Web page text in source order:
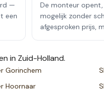
—
een
De monteur
mogelijk zonder
afgesproken prijs,
in Zuid-Holland.
Gorinchem
Hoornaar